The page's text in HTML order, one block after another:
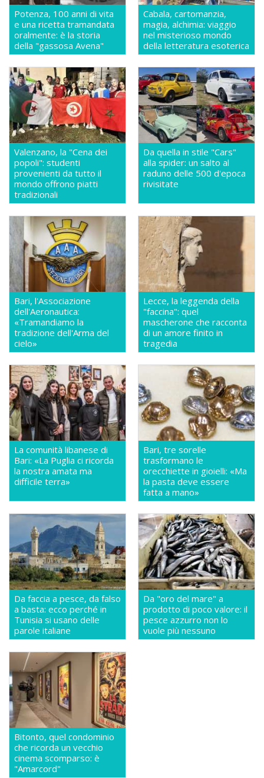
Potenza, 100 anni di vita
e una ricetta tramandata
oralmente: è la storia
della "gassosa Avena"
Cabala, cartomanzia,
magia, alchimia: viaggio
nel misterioso mondo
della letteratura esoterica
Valenzano, la "Cena dei
popoli": studenti
provenienti da tutto il
mondo offrono piatti
tradizionali
Da quella in stile "Cars"
alla spider: un salto al
raduno delle 500 d'epoca
rivisitate
Bari, l'Associazione
dell'Aeronautica:
«Tramandiamo la
tradizione dell'Arma del
cielo»
Lecce, la leggenda della
"faccina": quel
mascherone che racconta
di un amore finito in
tragedia
La comunità libanese di
Bari: «La Puglia ci ricorda
la nostra amata ma
difficile terra»
Bari, tre sorelle
trasformano le
orecchiette in gioielli: «Ma
la pasta deve essere
fatta a mano»
Da faccia a pesce, da falso
a basta: ecco perché in
Tunisia si usano delle
parole italiane
Da "oro del mare" a
prodotto di poco valore: il
pesce azzurro non lo
vuole più nessuno
Bitonto, quel condominio
che ricorda un vecchio
cinema scomparso: è
"Amarcord"